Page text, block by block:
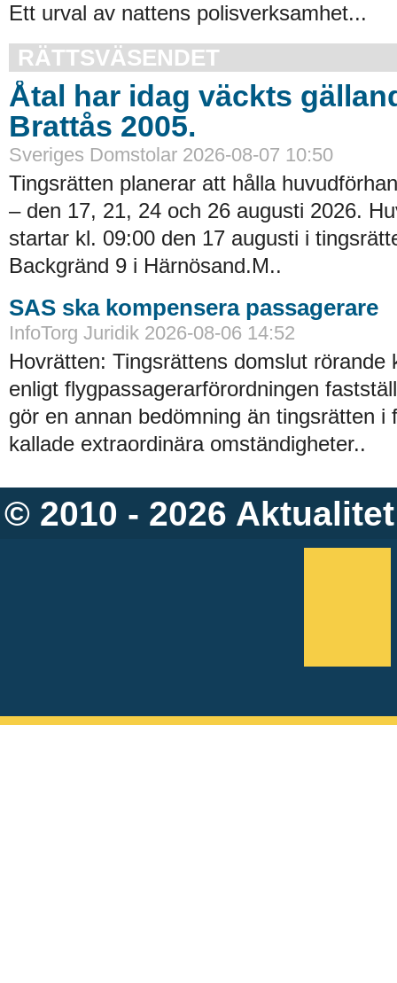
Ett urval av nattens polisverksamhet...
RÄTTSVÄSENDET
Åtal har idag väckts
Brattås 2005.
Sveriges Domstolar 2026-08-07 10:50
Tingsrätten planerar att hålla
– den 17, 21, 24 och 26 augusti 2026.
startar kl. 09:00 den 17 augusti i
Backgränd 9 i Härnösand.M..
SAS ska kompensera passagerare
InfoTorg Juridik 2026-08-06 14:52
Hovrätten: Tingsrättens domslut rörande
enligt flygpassagerarförordningen
gör en annan bedömning än tingsrätten i
kallade extraordinära omständigheter..
© 2010 - 2026 Aktualitet